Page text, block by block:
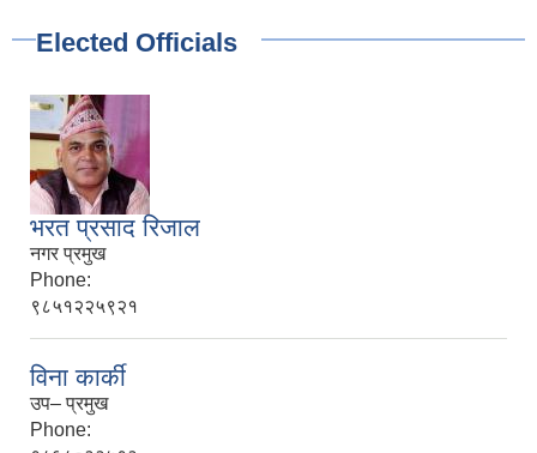
Elected Officials
भरत प्रसाद रिजाल
नगर प्रमुख
Phone:
९८५१२२५९२१
विना कार्की
उप– प्रमुख
Phone: